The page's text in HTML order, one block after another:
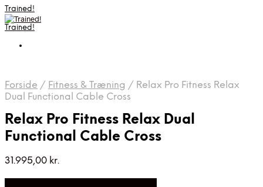
Trained!
Trained!
Forside / Fitness & Træning / Relax Pro Fitness Relax
Dual Functional Cable Cross
Relax Pro Fitness Relax Dual
Functional Cable Cross
31.995,00 kr.